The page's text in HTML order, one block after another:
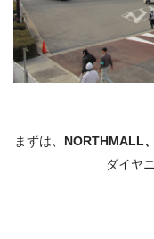
まずは、 NORTHMALL、
ダイヤ